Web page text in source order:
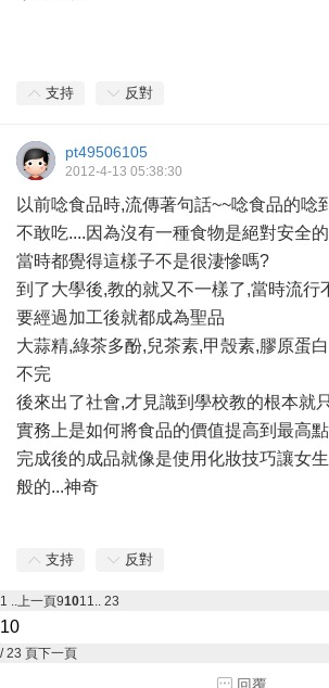
支持 反對
pt49506105
2012-4-13 05:38:30
以前唸食品時,流傳著句話~~唸食品的唸
不敢吃....因為沒有一種食物是絕對安全的
當時都覺得這樣子不是很淒慘嗎?
到了大學後,教的就又不一樣了,當時流行
要經過加工後就都成為聖品
大蒜精,綠茶多酚,兒茶素,甲殼素,膠原蛋
不完
後來出了社會,才見識到學校教的根本就
實務上是如何將食品的價值提高到最高
完成後的成品就像是使用化妝技巧讓女
般的...神奇
支持 反對
1 ..上一頁91011.. 23
/ 23 頁下一頁